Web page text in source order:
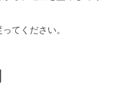
てください。